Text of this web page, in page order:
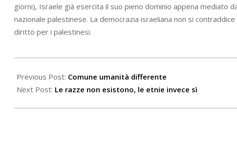
giorni), Israele già esercita il suo pieno dominio appena mediato
nazionale palestinese. La democrazia israeliana non si
diritto per i palestinesi.
06-
15
Previous Post: Comune umanità differente
Next Post: Le razze non esistono, le etnie invece sì